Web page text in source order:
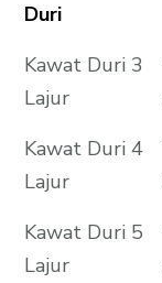
Duri
Kawat Duri 3
Lajur
Kawat Duri 4
Lajur
Kawat Duri 5
Lajur